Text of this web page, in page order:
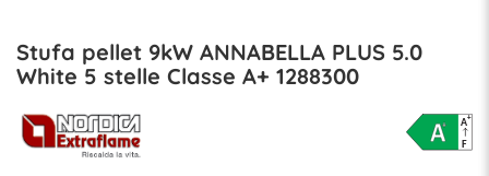
Stufa pellet 9kW ANNABELLA PLUS 5.0
White 5 stelle Classe A+ 1288300